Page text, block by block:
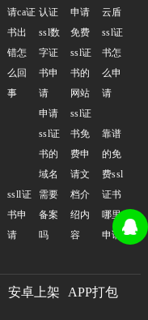
请ca证
书出
错怎
么回
事
认证
ssl数
字证
书申
请
申请
免费
ssl证
书的
网站
云盾
ssl证
书怎
么申
请
ssll证
书申
请
申请
ssl证
书的
域名
需要
备案
吗
ssl证
书免
费申
请文
档介
绍内
容
靠谱
的免
费ssl
证书
哪里
申请
安卓上架 APP打包